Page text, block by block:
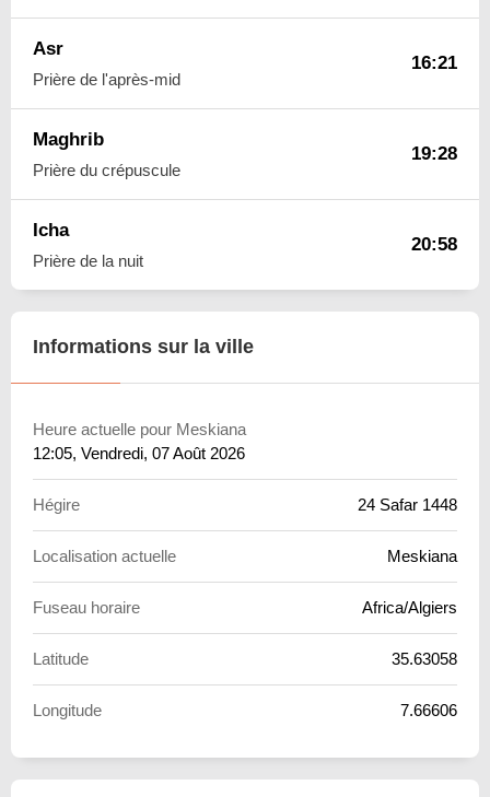
Asr
Prière de l'après-mid
16:21
Maghrib
Prière du crépuscule
19:28
Icha
Prière de la nuit
20:58
Informations sur la ville
Heure actuelle pour Meskiana
12:05, Vendredi, 07 Août 2026
Hégire 24 Safar 1448
Localisation actuelle Meskiana
Fuseau horaire Africa/Algiers
Latitude 35.63058
Longitude 7.66606